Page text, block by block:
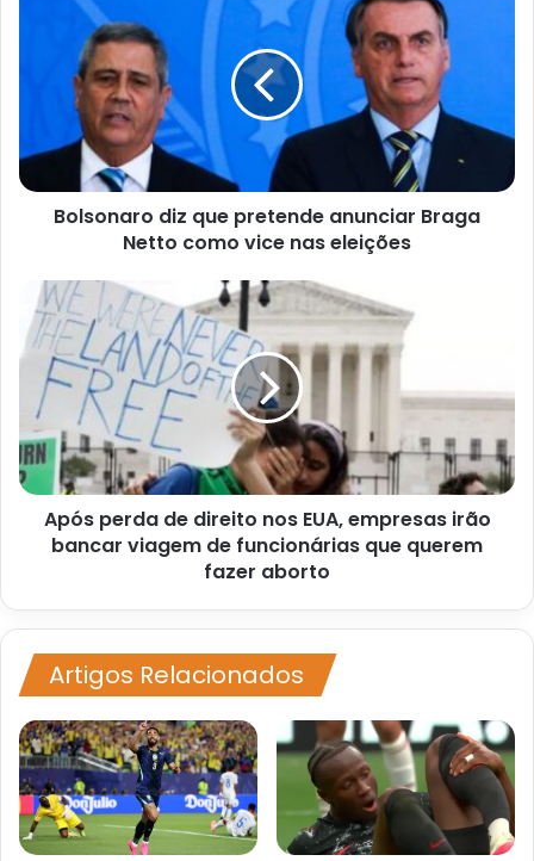
pretende
anunciar
como
vice
Bolsonaro diz que pretende anunciar Braga
Netto como vice nas eleições
Após
perda
de
direito
nos
EUA,
empresas
irão
bancar
viagem
aborto
Após perda de direito nos EUA, empresas irão
bancar viagem de funcionárias que querem
fazer aborto
Artigos Relacionados